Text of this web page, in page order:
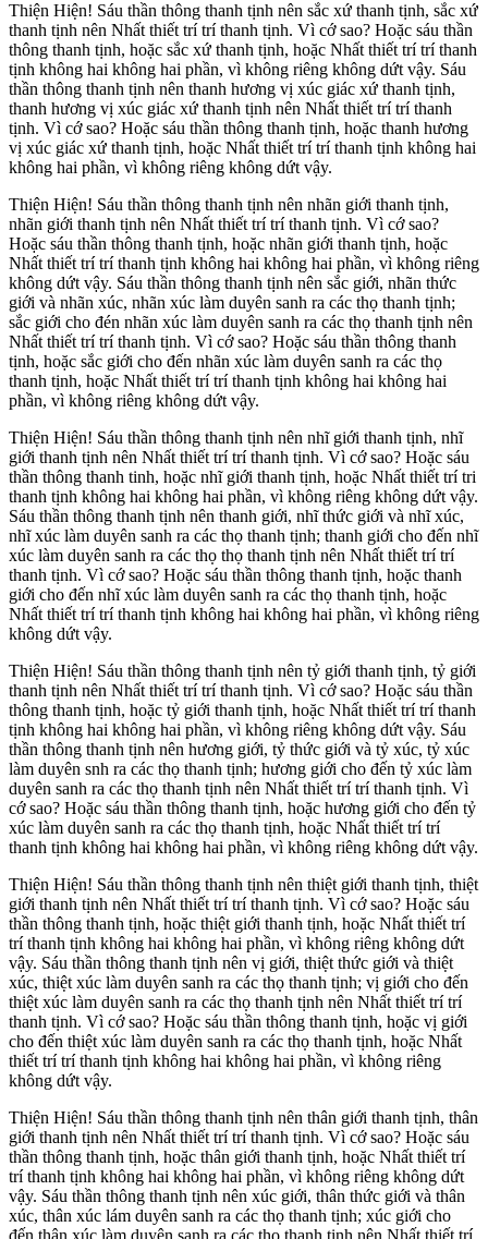
Thiện Hiện! Sáu thần thông thanh tịnh nên sắc xứ thanh tịnh, sắc xứ
thanh tịnh nên Nhất thiết trí trí thanh tịnh. Vì cớ sao? Hoặc sáu thần
thông thanh tịnh, hoặc sắc xứ thanh tịnh, hoặc Nhất thiết trí trí thanh
tịnh không hai không hai phần, vì không riêng không dứt vậy. Sáu
thần thông thanh tịnh nên thanh hương vị xúc giác xứ thanh tịnh,
thanh hương vị xúc giác xứ thanh tịnh nên Nhất thiết trí trí thanh
tịnh. Vì cớ sao? Hoặc sáu thần thông thanh tịnh, hoặc thanh hương
vị xúc giác xứ thanh tịnh, hoặc Nhất thiết trí trí thanh tịnh không hai
không hai phần, vì không riêng không dứt vậy.
Thiện Hiện! Sáu thần thông thanh tịnh nên nhãn giới thanh tịnh,
nhãn giới thanh tịnh nên Nhất thiết trí trí thanh tịnh. Vì cớ sao?
Hoặc sáu thần thông thanh tịnh, hoặc nhãn giới thanh tịnh, hoặc
Nhất thiết trí trí thanh tịnh không hai không hai phần, vì không riêng
không dứt vậy. Sáu thần thông thanh tịnh nên sắc giới, nhãn thức
giới và nhãn xúc, nhãn xúc làm duyên sanh ra các thọ thanh tịnh;
sắc giới cho đén nhãn xúc làm duyên sanh ra các thọ thanh tịnh nên
Nhất thiết trí trí thanh tịnh. Vì cớ sao? Hoặc sáu thần thông thanh
tịnh, hoặc sắc giới cho đến nhãn xúc làm duyên sanh ra các thọ
thanh tịnh, hoặc Nhất thiết trí trí thanh tịnh không hai không hai
phần, vì không riêng không dứt vậy.
Thiện Hiện! Sáu thần thông thanh tịnh nên nhĩ giới thanh tịnh, nhĩ
giới thanh tịnh nên Nhất thiết trí trí thanh tịnh. Vì cớ sao? Hoặc sáu
thần thông thanh tinh, hoặc nhĩ giới thanh tịnh, hoặc Nhất thiết trí tri
thanh tịnh không hai không hai phần, vì không riêng không dứt vậy.
Sáu thần thông thanh tịnh nên thanh giới, nhĩ thức giới và nhĩ xúc,
nhĩ xúc làm duyên sanh ra các thọ thanh tịnh; thanh giới cho đến nhĩ
xúc làm duyên sanh ra các thọ thọ thanh tịnh nên Nhất thiết trí trí
thanh tịnh. Vì cớ sao? Hoặc sáu thần thông thanh tịnh, hoặc thanh
giới cho đến nhĩ xúc làm duyên sanh ra các thọ thanh tịnh, hoặc
Nhất thiết trí trí thanh tịnh không hai không hai phần, vì không riêng
không dứt vậy.
Thiện Hiện! Sáu thần thông thanh tịnh nên tỷ giới thanh tịnh, tỷ giới
thanh tịnh nên Nhất thiết trí trí thanh tịnh. Vì cớ sao? Hoặc sáu thần
thông thanh tịnh, hoặc tỷ giới thanh tịnh, hoặc Nhất thiết trí trí thanh
tịnh không hai không hai phần, vì không riêng không dứt vậy. Sáu
thần thông thanh tịnh nên hương giới, tỷ thức giới và tỷ xúc, tỷ xúc
làm duyên snh ra các thọ thanh tịnh; hương giới cho đến tỷ xúc làm
duyên sanh ra các thọ thanh tịnh nên Nhất thiết trí trí thanh tịnh. Vì
cớ sao? Hoặc sáu thần thông thanh tịnh, hoặc hương giới cho đến tỷ
xúc làm duyên sanh ra các thọ thanh tịnh, hoặc Nhất thiết trí trí
thanh tịnh không hai không hai phần, vì không riêng không dứt vậy.
Thiện Hiện! Sáu thần thông thanh tịnh nên thiệt giới thanh tịnh, thiệt
giới thanh tịnh nên Nhất thiết trí trí thanh tịnh. Vì cớ sao? Hoặc sáu
thần thông thanh tịnh, hoặc thiệt giới thanh tịnh, hoặc Nhất thiết trí
trí thanh tịnh không hai không hai phần, vì không riêng không dứt
vậy. Sáu thần thông thanh tịnh nên vị giới, thiệt thức giới và thiệt
xúc, thiệt xúc làm duyên sanh ra các thọ thanh tịnh; vị giới cho đến
thiệt xúc làm duyên sanh ra các thọ thanh tịnh nên Nhất thiết trí trí
thanh tịnh. Vì cớ sao? Hoặc sáu thần thông thanh tịnh, hoặc vị giới
cho đến thiệt xúc làm duyên sanh ra các thọ thanh tịnh, hoặc Nhất
thiết trí trí thanh tịnh không hai không hai phần, vì không riêng
không dứt vậy.
Thiện Hiện! Sáu thần thông thanh tịnh nên thân giới thanh tịnh, thân
giới thanh tịnh nên Nhất thiết trí trí thanh tịnh. Vì cớ sao? Hoặc sáu
thần thông thanh tịnh, hoặc thân giới thanh tịnh, hoặc Nhất thiết trí
trí thanh tịnh không hai không hai phần, vì không riêng không dứt
vậy. Sáu thần thông thanh tịnh nên xúc giới, thân thức giới và thân
xúc, thân xúc lám duyên sanh ra các thọ thanh tịnh; xúc giới cho
đến thân xúc làm duyên sanh ra các thọ thanh tịnh nên Nhất thiết trí